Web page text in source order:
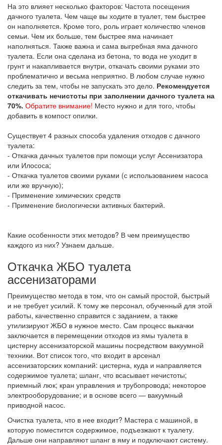
На это влияет несколько факторов: Частота посещения
дачного туалета. Чем чаще вы ходите в туалет, тем быстрее
он наполняется. Кроме того, роль играет количество членов
семьи. Чем их больше, тем быстрее яма начинает
наполняться. Также важна и сама выгребная яма дачного
туалета. Если она сделана из бетона, то вода не уходит в
грунт и накапливается внутри, откачать своими руками это
проблематично и весьма неприятно. В любом случае нужно
следить за тем, чтобы не запускать это дело. Рекомендуется
откачивать нечистоты при заполнении дачного туалета на
70%. Обратите внимание! Место нужно и для того, чтобы
добавить в компост опилки.
Существует 4 разных способа удаления отходов с дачного
туалета:
- Откачка дачных туалетов при помощи услуг Ассенизатора
или Илососа;
- Откачка туалетов своими руками (с использованием насоса
или же вручную);
- Применение химических средств
- Применение биологически активных бактерий.
Какие особенности этих методов? В чем преимущество
каждого из них? Узнаем дальше.
Откачка ЖБО туалета
ассенизаторами
Преимущество метода в том, что он самый простой, быстрый
и не требует усилий. К тому же персонал, обученный для этой
работы, качественно справится с заданием, а также
утилизируют ЖБО в нужное место. Сам процесс выкачки
заключается в перемещении отходов из ямы туалета в
цистерну ассенизаторской машины посредством вакуумной
техники. Вот список того, что входит в арсенал
ассенизаторских компаний: цистерна, куда и направляется
содержимое туалета; шланг, что всасывает нечистоты;
приемный люк; кран управления и трубопровода; некоторое
электрооборудование; и в основе всего — вакуумный
приводной насос.
Очистка туалета, что в нее входит? Мастера с машиной, в
которую поместится содержимое, подъезжают к туалету.
Дальше они направляют шланг в яму и подключают систему.